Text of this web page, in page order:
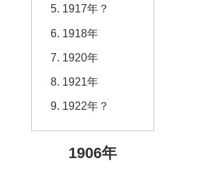
1917年？
1918年
1920年
1921年
1922年？
1906年